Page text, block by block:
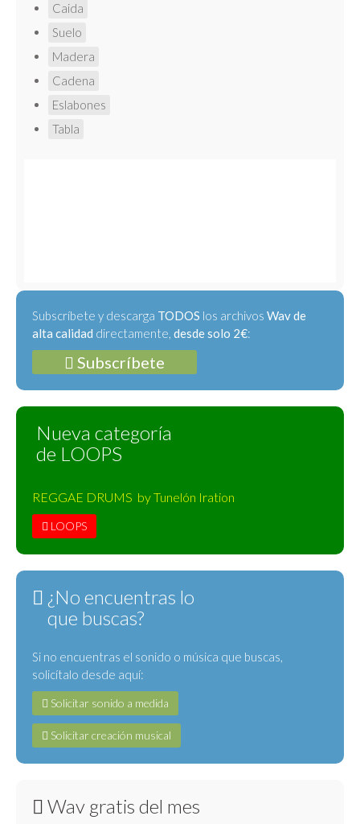
Caida
Suelo
Madera
Cadena
Eslabones
Tabla
Subscríbete y descarga TODOS los archivos Wav de
alta calidad directamente, desde solo 2€:
Subscríbete
Nueva categoría
de LOOPS
REGGAE DRUMS by Tunelón Iration
LOOPS
¿No encuentras lo
que buscas?
Si no encuentras el sonido o música que buscas,
solicítalo desde aquí:
Solicitar sonido a medida
Solicitar creación musical
Wav gratis del mes